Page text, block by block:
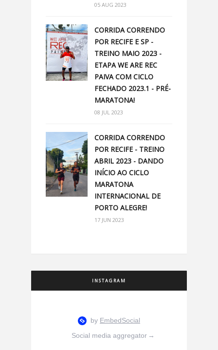
05 AUG 2023
CORRIDA CORRENDO
POR RECIFE E SP -
TREINO MAIO 2023 -
ETAPA WE ARE REC
PAIVA COM CICLO
FECHADO 2023.1 - PRÉ-
MARATONA!
08 JUL 2023
CORRIDA CORRENDO
POR RECIFE - TREINO
ABRIL 2023 - DANDO
INÍCIO AO CICLO
MARATONA
INTERNACIONAL DE
PORTO ALEGRE!
17 JUN 2023
INSTAGRAM
Social media aggregator →